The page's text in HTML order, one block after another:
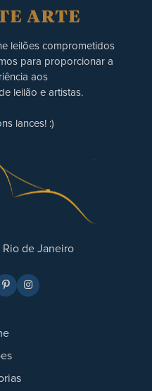
leilões comprometidos
para proporcionar a
aos
leilão e artistas.
lances! :)
Rio de Janeiro